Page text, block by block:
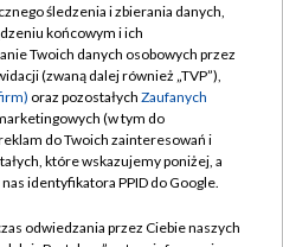
TVP
TVP
prywatności
zgody
śledzenia i zbierania danych,
końcowym i ich
Twoich danych osobowych przez
(zwaną dalej również „TVP”),
oraz pozostałych Zaufanych
(w tym do
do Twoich zainteresowań i
które wskazujemy poniżej, a
identyfikatora PPID do Google.
odwiedzania przez Ciebie naszych